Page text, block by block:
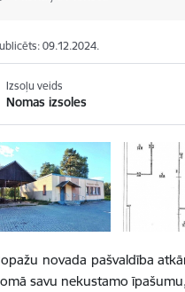
09.12.2024.
Izsoļu veids
Nomas izsoles
novada pašvaldība
savu nekustamo īpašumu